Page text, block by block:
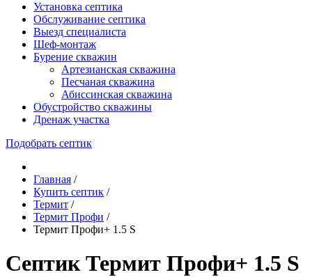
Установка септика
Обслуживание септика
Выезд специалиста
Шеф-монтаж
Бурение скважин
Артезианская скважина
Песчаная скважина
Абиссинская скважина
Обустройство скважины
Дренаж участка
Подобрать септик
Главная /
Купить септик /
Термит /
Термит Профи /
Термит Профи+ 1.5 S
Септик Термит Профи+ 1.5 S